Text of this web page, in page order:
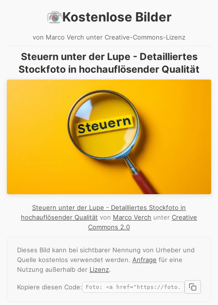
Kostenlose Bilder
von Marco Verch unter Creative-Commons-Lizenz
Steuern unter der Lupe - Detailliertes
Stockfoto in hochauflösender Qualität
Steuern unter der Lupe - Detailliertes Stockfoto in
hochauflösender Qualität von Marco Verch unter Creative
Commons 2.0
Dieses Bild kann bei sichtbarer Nennung von Urheber und
Quelle kostenlos verwendet werden. Anfrage für eine
Nutzung außerhalb der Lizenz.
Kopiere diesen Code: